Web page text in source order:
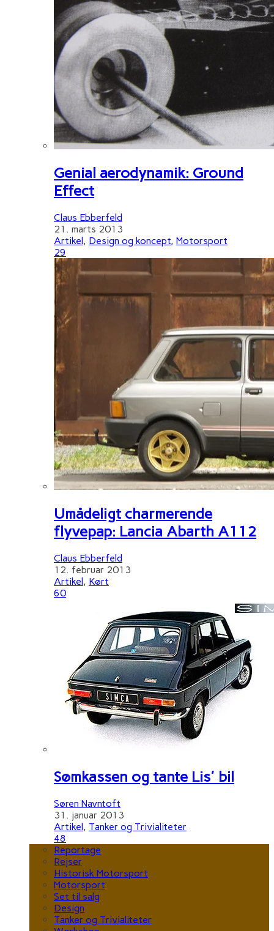
Genial aerodynamik: Ground
Effect
Claus Ebberfeld
21. marts 2013
Artikel, Design og koncept, Motorsport
29
Umådeligt charmerende
flyvepap: Lancia Abarth A112
Claus Ebberfeld
12. februar 2013
Artikel, Kørt
60
Sømkassen og tante Lis' bil
Søren Navntoft
31. januar 2013
Artikel, Tanker og Trivialiteter
48
Reportage
Rejser
Historisk Motorsport
Motorsport
Set til salg
Design
Tanker og Trivialiteter